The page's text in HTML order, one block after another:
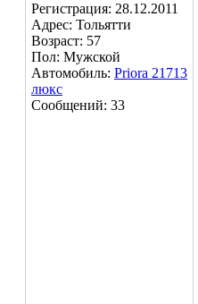
Регистрация: 28.12.2011
Адрес: Тольятти
Возраст: 57
Пол: Мужской
Автомобиль: Priora 21713
люкс
Сообщений: 33